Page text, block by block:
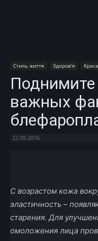
Стиль життя Здоров'я Краса
важных
22.09.2016
C возрастом кожа
эластичность –
старения. Для
омоложения лица